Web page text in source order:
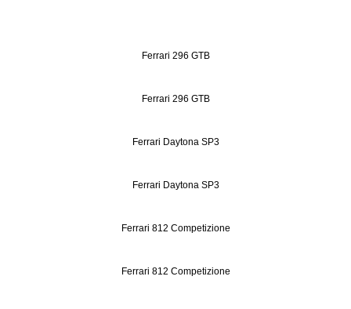
Ferrari 296 GTB
Ferrari 296 GTB
Ferrari Daytona SP3
Ferrari Daytona SP3
Ferrari 812 Competizione
Ferrari 812 Competizione